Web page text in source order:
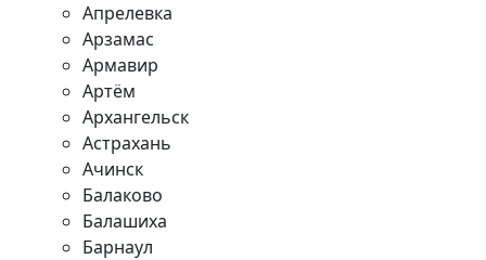
Апрелевка
Арзамас
Армавир
Артём
Архангельск
Астрахань
Ачинск
Балаково
Балашиха
Барнаул